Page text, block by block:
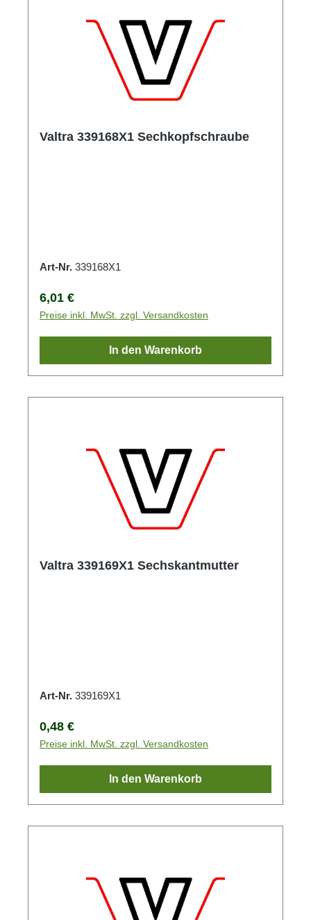
Valtra 339168X1 Sechkopfschraube
Art-Nr. 339168X1
Regulärer Preis:
6,01 €
Preise inkl. MwSt. zzgl. Versandkosten
In den Warenkorb
Valtra 339169X1 Sechskantmutter
Art-Nr. 339169X1
Regulärer Preis:
0,48 €
Preise inkl. MwSt. zzgl. Versandkosten
In den Warenkorb